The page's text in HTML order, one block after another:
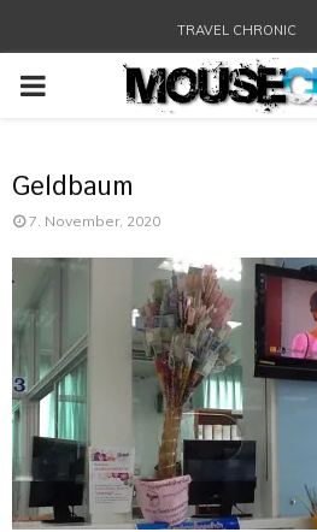
TRAVEL CHRONIC
PRIMARY
Geldbaum
7. November, 2020